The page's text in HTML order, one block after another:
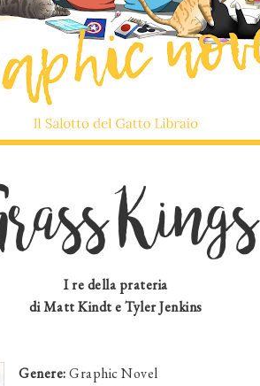
Kings
I re della prateria
diMatt Kindt e Tyler Jenkins
Genere:Graphic Novel